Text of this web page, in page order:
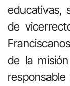
educativas,
de
de la